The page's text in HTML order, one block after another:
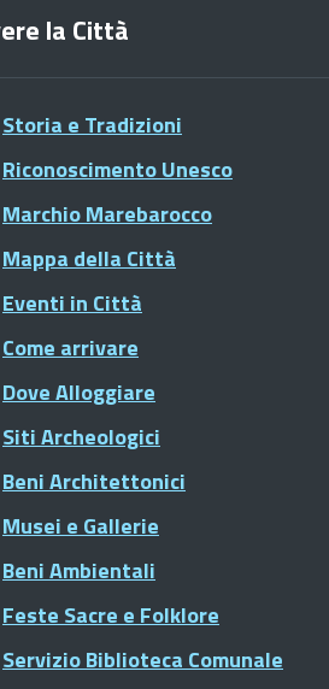
la Città
Storia e Tradizioni
Riconoscimento Unesco
Marchio Marebarocco
Mappa della Città
Eventi in Città
Come arrivare
Dove Alloggiare
Siti Archeologici
Beni Architettonici
Musei e Gallerie
Beni Ambientali
Feste Sacre e Folklore
Servizio Biblioteca Comunale